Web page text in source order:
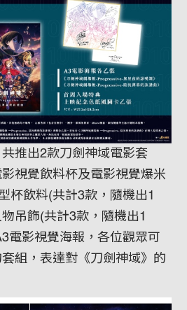
推出2款刀劍神域電影套
視覺飲料杯及電影視覺爆米
杯飲料(共計3款，隨機出1
吊飾(共計3款，隨機出1
電影視覺海報，各位觀眾可
組，表達對《刀劍神域》的